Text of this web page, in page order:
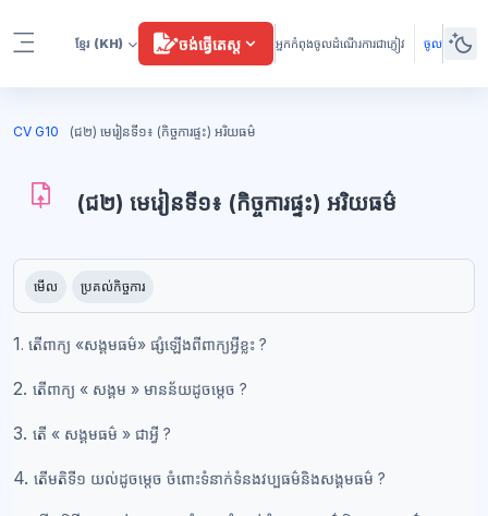
ខ្មែរ (KH) ចង់ធ្វើតេស្ត អ្នកកំពុងចូលដំណើរការជាភ្ញៀវ ចូល
CV G10 (ជ២) មេរៀនទី១៖ (កិច្ចការផ្ទះ) អរិយធម៌
(ជ២) មេរៀនទី១៖ (កិច្ចការផ្ទះ) អរិយធម៌
ប្លុក
តម្រូវការសម្រាប់ការបញ្ចប់
មើល ប្រគល់កិច្ចការ
1. តើពាក្យ «សង្គមធម៌» ផ្សំឡើងពីពាក្យអ្វីខ្លះ ?
2. តើពាក្យ « សង្គម » មានន័យដូចម្ដេច ?
3. តើ « សង្គមធម៌ » ជាអ្វី ?
4. តើមតិទី១ យល់ដូចម្ដេច ចំពោះទំនាក់ទំនងវប្បធម៌និងសង្គមធម៌ ?